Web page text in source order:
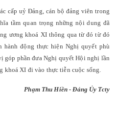
cấp uỷ Đảng, cán bộ đảng viên trong
tầm quan trọng những nội dung đã
ương khoá XI thông qua từ đó từ đó
hành động thực hiện Nghị quyết phù
góp phần đưa Nghị quyết Hội nghị lần
khoá XI đi vào thực tiễn cuộc sống.
Phạm Thu Hiền - Đảng Ủy Tcty